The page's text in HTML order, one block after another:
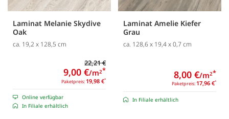
Laminat Melanie Skydive
Oak
ca. 19,2 x 128,5 cm
22,21 €
Paketpreis: 19,98 €*
9,00 €/m2*
Online verfügbar
In Filiale erhältlich
Laminat Amelie Kiefer
Grau
ca. 128,6 x 19,4 x 0,7 cm
Paketpreis: 17,96 €*
8,00 €/m2*
In Filiale erhältlich